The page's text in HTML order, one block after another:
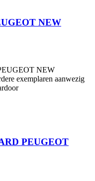
NEW
NEW
exemplaren aanwezig
PEUGEOT